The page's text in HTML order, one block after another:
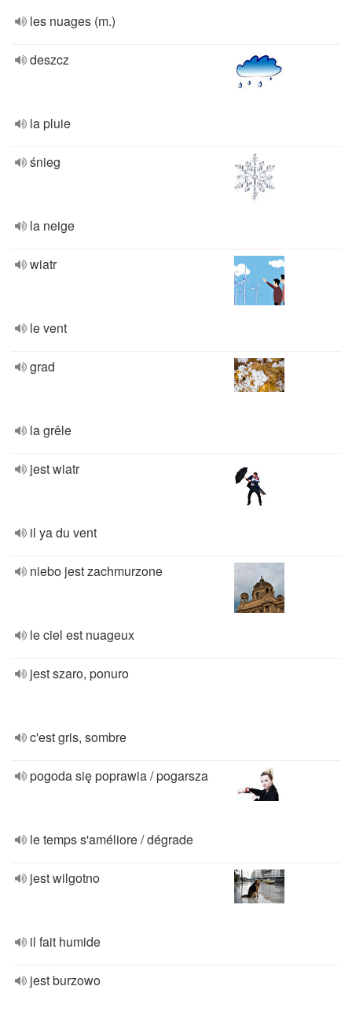
les nuages (m.)
deszcz
la pluie
śnieg
la neige
wiatr
le vent
grad
la grêle
jest wiatr
il ya du vent
niebo jest zachmurzone
le ciel est nuageux
jest szaro, ponuro
c'est gris, sombre
pogoda się poprawia / pogarsza
le temps s'améliore / dégrade
jest wilgotno
il fait humide
jest burzowo